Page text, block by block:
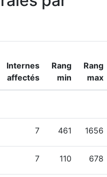
Internes
affectés
Rang
min
Rang
max
7 461 1656
7 110 678